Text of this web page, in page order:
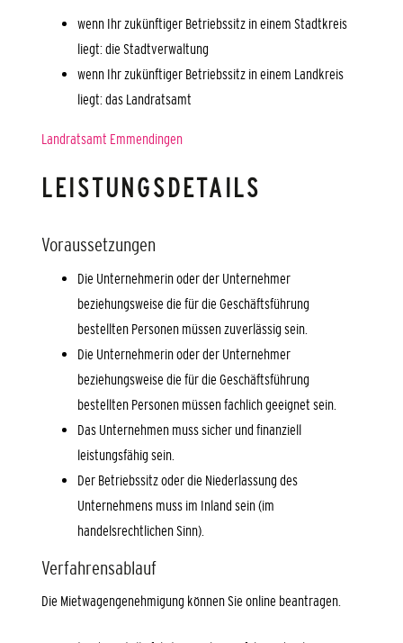
wenn Ihr zukünftiger Betriebssitz in einem Stadtkreis
liegt: die Stadtverwaltung
wenn Ihr zukünftiger Betriebssitz in einem Landkreis
liegt: das Landratsamt
Landratsamt Emmendingen
LEISTUNGSDETAILS
Voraussetzungen
Die Unternehmerin oder der Unternehmer
beziehungsweise die für die Geschäftsführung
bestellten Personen müssen zuverlässig sein.
Die Unternehmerin oder der Unternehmer
beziehungsweise die für die Geschäftsführung
bestellten Personen müssen fachlich geeignet sein.
Das Unternehmen muss sicher und finanziell
leistungsfähig sein.
Der Betriebssitz oder die Niederlassung des
Unternehmens muss im Inland sein(im
handelsrechtlichen Sinn)
Verfahrensablauf
Die Mietwagengenehmigung können Sie online beantragen.